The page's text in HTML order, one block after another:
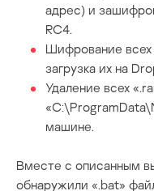
адрес) и
RC4.
Шифрование всех
загрузка их на
Удаление всех
машине.
Вместе с описанным
обнаружили «.bat»